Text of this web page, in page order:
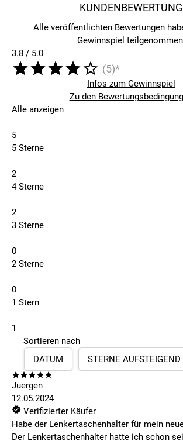
KUNDENBEWERTUNG
Alle veröffentlichten Bewertungen
Gewinnspiel
3.8 / 5.0
(5)*
Infos zum Gewinnspiel
Zu den
Alle anzeigen
5
5 Sterne
2
4 Sterne
2
3 Sterne
0
2 Sterne
0
1 Stern
1
Sortieren nach
DATUM
STERNE AUFSTEIGEND
Juergen
12.05.2024
Verifizierter Käufer
Habe der Lenkertaschenhalter für mein
Der Lenkertaschenhalter hatte ich schon